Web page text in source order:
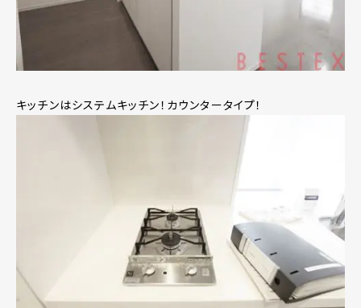
キッチンはシステムキッチン！カウンタータイプ！